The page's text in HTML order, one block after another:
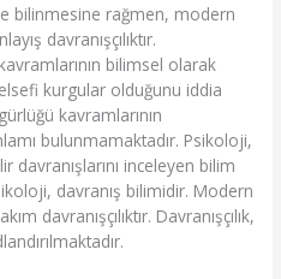
bilinmesine rağmen, modern
davranışçılıktır.
bilimsel olarak
kurgular olduğunu iddia
kavramlarının
bulunmamaktadır. Psikoloji,
davranışlarını inceleyen bilim
davranış bilimidir. Modern
davranışçılıktır. Davranışçılık,